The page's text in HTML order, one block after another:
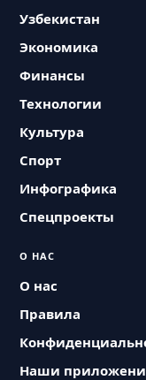
Узбекистан
Экономика
Финансы
Технологии
Культура
Спорт
Инфографика
Спецпроекты
О НАС
О нас
Правила
Наши